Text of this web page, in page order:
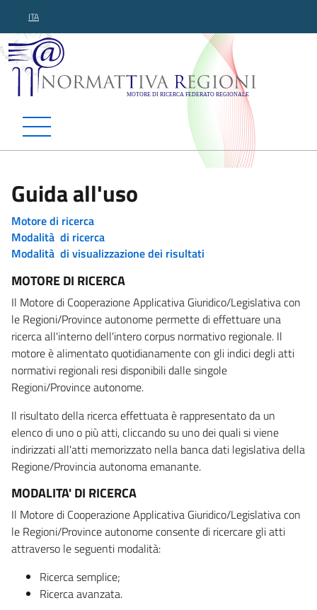
ITA
Normattiva Regioni -
Guida all'uso
Motore di ricerca
Modalità di ricerca
Modalità di visualizzazione dei risultati
MOTORE DI RICERCA
Il Motore di Cooperazione Applicativa Giuridico/Legislativa con
le Regioni/Province autonome permette di effettuare una
ricerca all'interno dell'intero corpus normativo regionale. Il
motore è alimentato quotidianamente con gli indici degli atti
normativi regionali resi disponibili dalle singole
Regioni/Province autonome.
Il risultato della ricerca effettuata è rappresentato da un
elenco di uno o più atti, cliccando su uno dei quali si viene
indirizzati all'atti memorizzato nella banca dati legislativa della
Regione/Provincia autonoma emanante.
MODALITA' DI RICERCA
Il Motore di Cooperazione Applicativa Giuridico/Legislativa con
le Regioni/Province autonome consente di ricercare gli atti
attraverso le seguenti modalità:
Ricerca semplice;
Ricerca avanzata.